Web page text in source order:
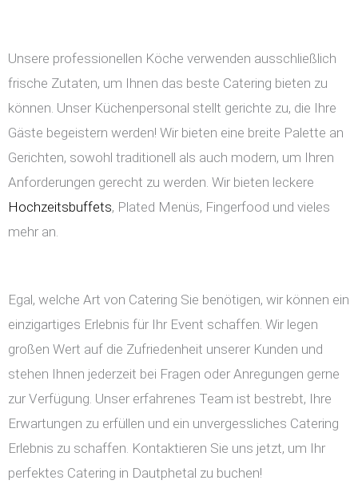
Unsere professionellen Köche verwenden ausschließlich
frische Zutaten, um Ihnen das beste Catering bieten zu
können. Unser Küchenpersonal stellt gerichte zu, die Ihre
Gäste begeistern werden! Wir bieten eine breite Palette an
Gerichten, sowohl traditionell als auch modern, um Ihren
Anforderungen gerecht zu werden. Wir bieten leckere
Hochzeitsbuffets, Plated Menüs, Fingerfood und vieles
mehr an.
Egal, welche Art von Catering Sie benötigen, wir können ein
einzigartiges Erlebnis für Ihr Event schaffen. Wir legen
großen Wert auf die Zufriedenheit unserer Kunden und
stehen Ihnen jederzeit bei Fragen oder Anregungen gerne
zur Verfügung. Unser erfahrenes Team ist bestrebt, Ihre
Erwartungen zu erfüllen und ein unvergessliches Catering
Erlebnis zu schaffen. Kontaktieren Sie uns jetzt, um Ihr
perfektes Catering in Dautphetal zu buchen!